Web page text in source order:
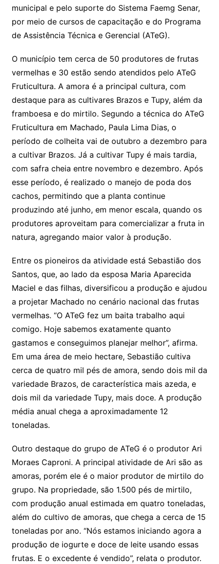
municipal e pelo suporte do Sistema Faemg Senar,
por meio de cursos de capacitação e do Programa
de Assistência Técnica e Gerencial (ATeG).
O município tem cerca de 50 produtores de frutas
vermelhas e 30 estão sendo atendidos pelo ATeG
Fruticultura. A amora é a principal cultura, com
destaque para as cultivares Brazos e Tupy, além da
framboesa e do mirtilo. Segundo a técnica do ATeG
Fruticultura em Machado, Paula Lima Dias, o
período de colheita vai de outubro a dezembro para
a cultivar Brazos. Já a cultivar Tupy é mais tardia,
com safra cheia entre novembro e dezembro. Após
esse período, é realizado o manejo de poda dos
cachos, permitindo que a planta continue
produzindo até junho, em menor escala, quando os
produtores aproveitam para comercializar a fruta in
natura, agregando maior valor à produção.
Entre os pioneiros da atividade está Sebastião dos
Santos, que, ao lado da esposa Maria Aparecida
Maciel e das filhas, diversificou a produção e ajudou
a projetar Machado no cenário nacional das frutas
vermelhas. “O ATeG fez um baita trabalho aqui
comigo. Hoje sabemos exatamente quanto
gastamos e conseguimos planejar melhor”, afirma.
Em uma área de meio hectare, Sebastião cultiva
cerca de quatro mil pés de amora, sendo dois mil da
variedade Brazos, de característica mais azeda, e
dois mil da variedade Tupy, mais doce. A produção
média anual chega a aproximadamente 12
toneladas.
Outro destaque do grupo de ATeG é o produtor Ari
Moraes Caproni. A principal atividade de Ari são as
amoras, porém ele é o maior produtor de mirtilo do
grupo. Na propriedade, são 1.500 pés de mirtilo,
com produção anual estimada em quatro toneladas,
além do cultivo de amoras, que chega a cerca de 15
toneladas por ano. “Nós estamos iniciando agora a
produção de iogurte e doce de leite usando essas
frutas. E o excedente é vendido”, relata o produtor.